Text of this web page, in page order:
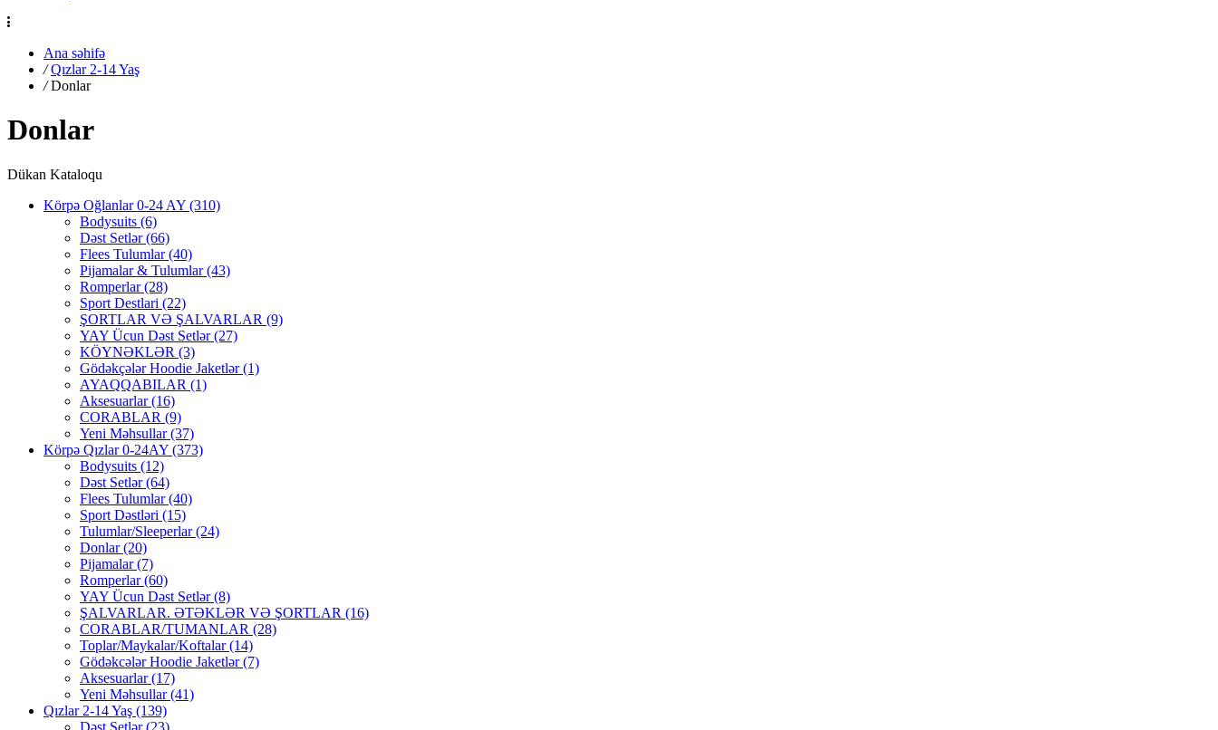
Ana səhifə
/ Qızlar 2-14 Yaş
/ Donlar
Donlar
Dükan Kataloqu
Körpə Oğlanlar 0-24 AY (310)
Bodysuits (6)
Dəst Setlər(66)
Flees Tulumlar(40)
Pijamalar & Tulumlar(43)
Romperlar(28)
Sport Destlari (22)
ŞORTLAR VƏ ŞALVARLAR (9)
YAY Ücun Dəst Setlər(27)
KÖYNƏKLƏR (3)
Gödəkçələr Hoodie Jaketlər(1)
AYAQQABILAR (1)
Aksesuarlar(16)
CORABLAR (9)
Yeni Məhsullar(37)
Körpə Qızlar 0-24AY (373)
Bodysuits (12)
Dəst Setlər(64)
Flees Tulumlar(40)
Sport Dəstləri (15)
Tulumlar/Sleeperlar(24)
Donlar(20)
Pijamalar(7)
Romperlar(60)
YAY Ücun Dəst Setlər(8)
ŞALVARLAR. ƏTƏKLƏR VƏ ŞORTLAR (16)
CORABLAR/TUMANLAR (28)
Toplar/Maykalar/Koftalar(14)
Gödəkcələr Hoodie Jaketlər(7)
Aksesuarlar(17)
Yeni Məhsullar(41)
Qızlar 2-14 Yaş (139)
Dəst Setlər(23)